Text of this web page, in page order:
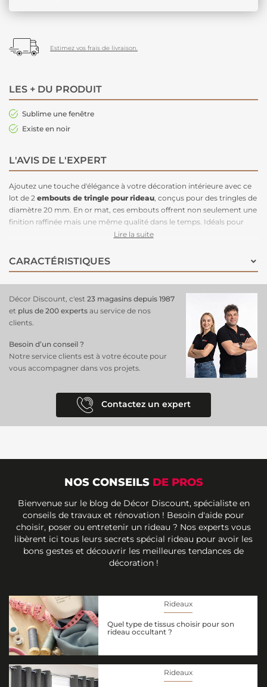
Estimez vos frais de livraison.
LES + DU PRODUIT
Sublime une fenêtre
Existe en noir
L'AVIS DE L'EXPERT
Ajoutez une touche d'élégance à votre décoration intérieure avec ce
lot de 2 embouts de tringle pour rideau, conçus pour des tringles de
diamètre 20 mm. En or mat, ces embouts offrent non seulement une
finition raffinée mais une même qualité dans le temps. Idéals pour
tringle à rideau , ces embouts apportent une touche
chambre ou toute autre pièce de la maison.
Lire la suite
CARACTÉRISTIQUES
Décor Discount, c'est 23 magasins depuis 1987
et plus de 200 experts au service de nos
clients.
Besoin d’un conseil ?
Notre service clients est à votre écoute pour
vous accompagner dans vos projets.
Contactez un expert
NOS CONSEILS DE PROS
Bienvenue sur le blog de Décor Discount, spécialiste en
conseils de travaux et rénovation ! Besoin d'aide pour
choisir, poser ou entretenir un rideau ? Nos experts vous
libèrent ici tous leurs secrets spécial rideau pour avoir les
bons gestes et découvrir les meilleures tendances de
décoration !
Rideaux
Quel type de tissus choisir pour son
rideau occultant ?
Rideaux